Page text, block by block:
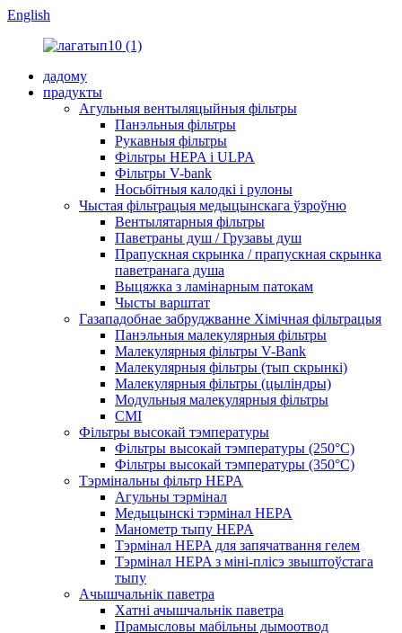
English
дадому
прадукты
Агульныя вентыляцыйныя фільтры
Панэльныя фільтры
Рукавныя фільтры
Фільтры HEPA і ULPA
Фільтры V-bank
Носьбітныя калодкі і рулоны
Чыстая фільтрацыя медыцынскага ўзроўню
Вентылятарныя фільтры
Паветраны душ / Грузавы душ
Прапускная скрынка / прапускная скрынка
паветранага душа
Выцяжка з ламінарным патокам
Чысты варштат
Газападобнае забруджванне Хімічная фільтрацыя
Панэльныя малекулярныя фільтры
Малекулярныя фільтры V-Bank
Малекулярныя фільтры (тып скрынкі)
Малекулярныя фільтры (цыліндры)
Модульныя малекулярныя фільтры
СМІ
Фільтры высокай тэмпературы
Фільтры высокай тэмпературы (250°C)
Фільтры высокай тэмпературы (350°C)
Тэрмінальны фільтр HEPA
Агульны тэрмінал
Медыцынскі тэрмінал HEPA
Манометр тыпу HEPA
Тэрмінал HEPA для запячатвання гелем
Тэрмінал HEPA з міні-плісэ звыштоўстага
тыпу
Ачышчальнік паветра
Хатні ачышчальнік паветра
Прамысловы мабільны дымоотвод